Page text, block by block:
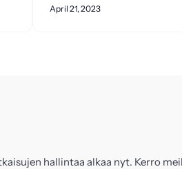
April 21, 2023
hallintaa alkaa nyt. Kerro